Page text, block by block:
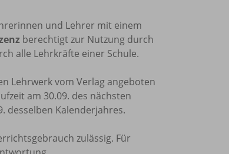
und Lehrer mit einem
berechtigt zur Nutzung durch
alle Lehrkräfte einer Schule.
Lehrwerk vom Verlag angeboten
am 30.09. des nächsten
desselben Kalenderjahres.
zulässig. Für